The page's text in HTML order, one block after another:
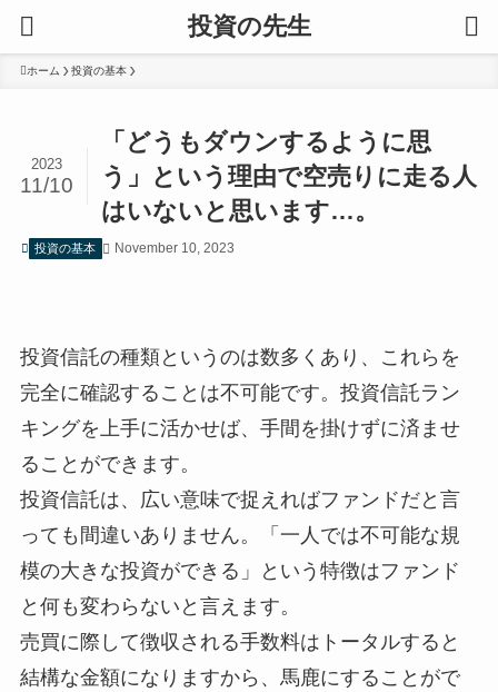
投資の先生
ホーム 投資の基本
「どうもダウンするように思
う」という理由で空売りに走る人
はいないと思います…。
2023
11/10
投資の基本 November 10, 2023
投資信託の種類というのは数多くあり、これらを
完全に確認することは不可能です。投資信託ラン
キングを上手に活かせば、手間を掛けずに済ませ
ることができます。
投資信託は、広い意味で捉えればファンドだと言
っても間違いありません。「一人では不可能な規
模の大きな投資ができる」という特徴はファンド
と何も変わらないと言えます。
売買に際して徴収される手数料はトータルすると
結構な金額になりますから、馬鹿にすることがで